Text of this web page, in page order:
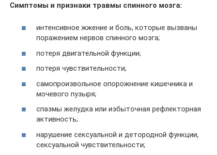
Симптомы и признаки травмы спинного мозга:
интенсивное жжение и боль, которые вызваны
поражением нервов спинного мозга;
потеря двигательной функции;
потеря чувствительности;
самопроизвольное опорожнение кишечника и
мочевого пузыря;
спазмы желудка или избыточная рефлекторная
активность;
нарушение сексуальной и детородной функции,
сексуальной чувствительности;